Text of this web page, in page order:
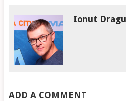
Ionut Dragu
ADD A COMMENT